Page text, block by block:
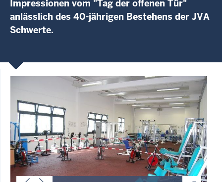
Impressionen vom "Tag der offenen Tür"
anlässlich des 40-jährigen Bestehens der JVA
Schwerte.